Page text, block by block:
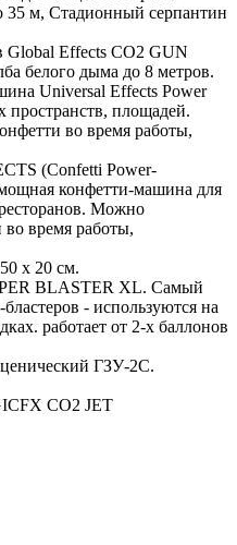
35 м, Стадионный серпантин
Global Effects CO2 GUN
белого дыма до 8 метров.
Universal Effects Power
пространств, площадей.
во время работы,
(Confetti Power-
конфетти-машина для
Можно
во время работы,
х 20 см.
BLASTER XL. Самый
- используются на
работает от 2-х баллонов
ГЗУ-2С.
CO2 JET